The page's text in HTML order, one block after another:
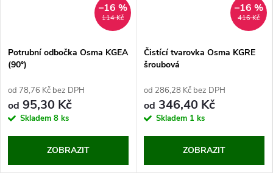
114 Kč
–16 %
Potrubní odbočka Osma KGEA
(90°)
od 78,76 Kč bez DPH
od 95,30 Kč
Skladem 8 ks
ZOBRAZIT
416 Kč
–16 %
Čistící tvarovka Osma KGRE
šroubová
od 286,28 Kč bez DPH
od 346,40 Kč
Skladem 1 ks
ZOBRAZIT